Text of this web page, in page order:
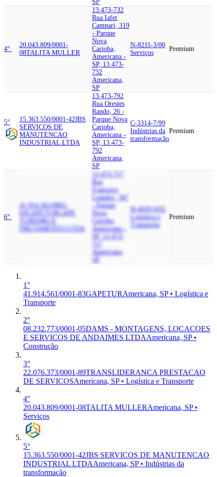
SP
4°
20.043.809/0001-
08TALITA MULLER
13.473-732
Rua Iafet
Campari, 319
- Parque
Nova
Carioba,
Americana -
SP, 13.473-
732
Americana,
SP
N-8211-3/00
Serviços
Premium
5° 15.363.550/0001-42JBS
SERVICOS DE
MANUTENCAO
INDUSTRIAL LTDA
13.473-792
Rua Orestes
Rando, 26 -
Parque Nova
Carioba,
Americana -
SP, 13.473-
792
Americana,
SP
C-3314-7/99
Indústrias da
transformação
Premium
6°
41.914.561/0001-
GAPETUR GAPE
TURISMO E
FRETAMENTO LTDA
13.473-717
Rua
Francisco
Leandro, 367
- Parque
Nova
Carioba,
Americana -
SP, 13.473-
Americana,
H-4929-9/02
Logística e
Transporte
Premium
1°
41.914.561/0001-83GAPETURAmericana, SP • Logística e
Transporte
2°
08.232.773/0001-05DAMS - MONTAGENS, LOCACOES
E SERVICOS DE ANDAIMES LTDAAmericana, SP •
Construção
3°
22.076.373/0001-89TRANSLIDERANCA PRESTACAO
DE SERVICOSAmericana, SP • Logística e Transporte
4°
20.043.809/0001-08TALITA MULLERAmericana, SP •
Serviços
5°
15.363.550/0001-42JBS SERVICOS DE MANUTENCAO
INDUSTRIAL LTDAAmericana, SP • Indústrias da
transformação